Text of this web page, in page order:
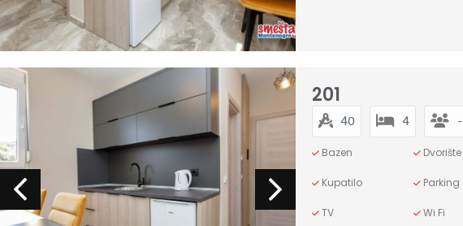
201
40 4 -
Bazen Dvorište
Kupatilo Parking
TV Wi Fi